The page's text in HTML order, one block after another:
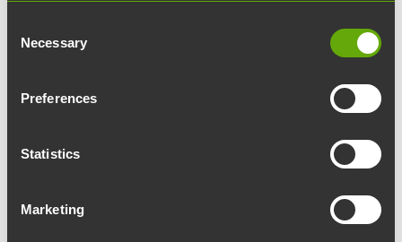
Selection
Necessary
Preferences
Statistics
Marketing
asiakaskyselyn Tiedepuiston alueella liikkuville
tyytyväisyyttään alueen palveluihin sekä heidän
liikkumistaan alueella. Kyselyyn vastasi lähes 300